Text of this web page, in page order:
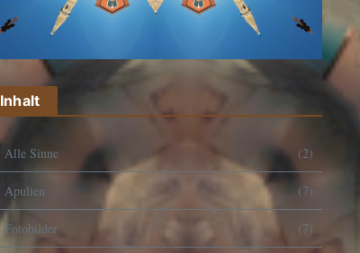
Inhalt
Alle Sinne (2)
Apulien (7)
Fotobilder (7)